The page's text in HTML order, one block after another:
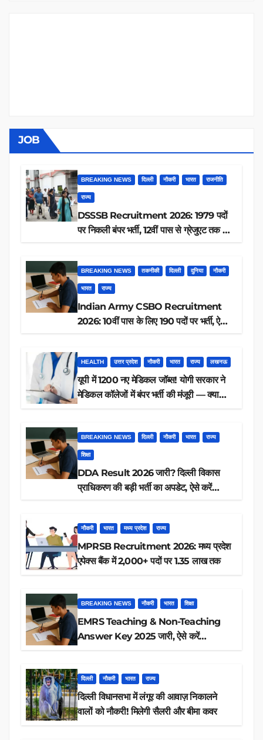
JOB
BREAKING NEWS दिल्ली नौकरी भारत राजनीति
राज्य
DSSSB Recruitment 2026: 1979 पदों
पर निकली बंपर भर्ती, 12वीं पास से ग्रेजुएट तक करें
BREAKING NEWS तकनीकी दिल्ली दुनिया नौकरी
भारत राज्य
Indian Army CSBO Recruitment
2026: 10वीं पास के लिए 190 पदों पर भर्ती, ऐसे
HEALTH उत्तर प्रदेश नौकरी भारत राज्य लखनऊ
यूपी में 1200 नए मेडिकल जॉब्स! योगी सरकार ने
मेडिकल कॉलेजों में बंपर भर्ती की मंजूरी — क्या
BREAKING NEWS दिल्ली नौकरी भारत राज्य
शिक्षा
DDA Result 2026 जारी? दिल्ली विकास
प्राधिकरण की बड़ी भर्ती का अपडेट, ऐसे करें
नौकरी भारत मध्य प्रदेश राज्य
MPRSB Recruitment 2026: मध्य प्रदेश
एपेक्स बैंक में 2,000+ पदों पर 1.35 लाख तक
BREAKING NEWS नौकरी भारत शिक्षा
EMRS Teaching & Non-Teaching
Answer Key 2025 जारी, ऐसे करें
दिल्ली नौकरी भारत राज्य
दिल्ली विधानसभा में लंगूर की आवाज़ निकालने
वालों को नौकरी! मिलेगी सैलरी और बीमा कवर